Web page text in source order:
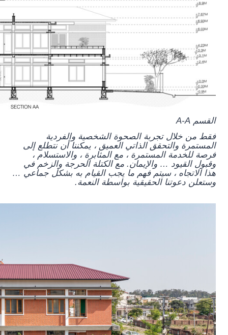
القسم A-A
فقط من خلال تجربة الصحوة الشخصية والفردية
المستمرة والتحقق الذاتي العميق ، يمكننا أن نتطلع إلى
فرصة للخدمة المستمرة ، مع المثابرة ، والاستسلام ،
وقبول القيود … والإيمان. مع الكتلة الحرجة والزخم في
هذا الاتجاه ، سيتم فهم ما يجب القيام به بشكل جماعي …
وستعلن دعوتنا الحقيقية بواسطة النعمة.